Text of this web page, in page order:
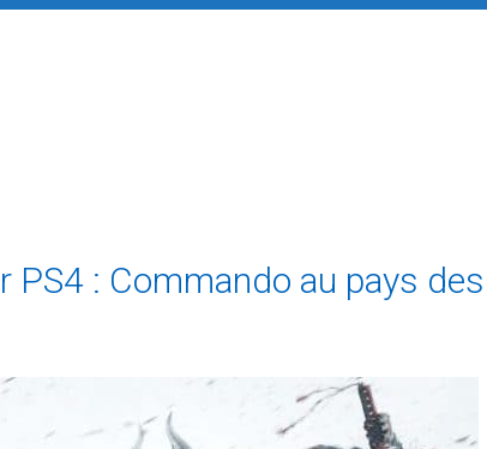
: Commando au pays